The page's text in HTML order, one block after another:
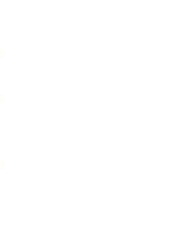
ซี่เวสป้าฮาร์เล่ย์โฆษณาเก่าโบราณ มีราคาแบบส
ซี่เวสป้าฮาร์เล่ย์โฆษณาเก่าโบราณ มีราคาแบบส